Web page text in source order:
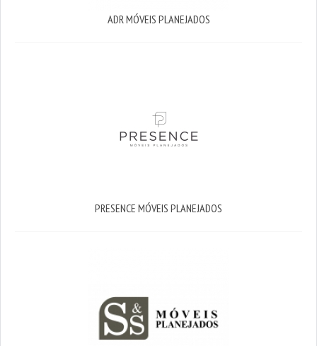
ADR MÓVEIS PLANEJADOS
PRESENCE MÓVEIS PLANEJADOS